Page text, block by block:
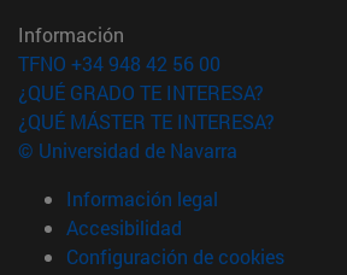
Información
TFNO +34 948 42 56 00
¿QUÉ GRADO TE INTERESA?
¿QUÉ MÁSTER TE INTERESA?
© Universidad de Navarra
Información legal
Accesibilidad
Configuración de cookies